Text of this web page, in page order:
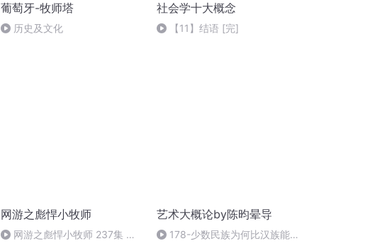
葡萄牙-牧师塔
历史及文化
社会学十大概念
【11】结语 [完]
网游之彪悍小牧师
网游之彪悍小牧师 237集 大
艺术大概论by陈昀晕导
178-少数民族为何比汉族能